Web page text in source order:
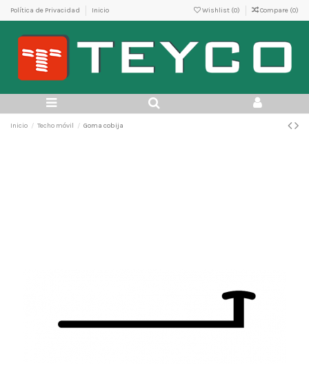
Política de Privacidad Inicio Wishlist (0) Compare (0)
Inicio Techo móvil Goma cobija